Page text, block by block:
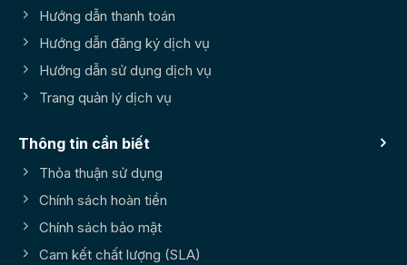
Hướng dẫn thanh toán
Hướng dẫn đăng ký dịch vụ
Hướng dẫn sử dụng dịch vụ
Trang quản lý dịch vụ
Thông tin cần biết
Thỏa thuận sử dụng
Chính sách hoàn tiền
Chính sách bảo mật
Cam kết chất lượng (SLA)